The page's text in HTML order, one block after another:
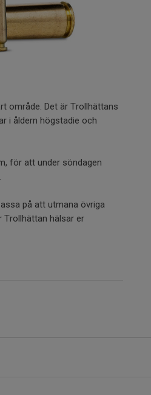
område. Det är Trollhättans
i åldern högstadie och
för att under söndagen
på att utmana övriga
Trollhättan hälsar er